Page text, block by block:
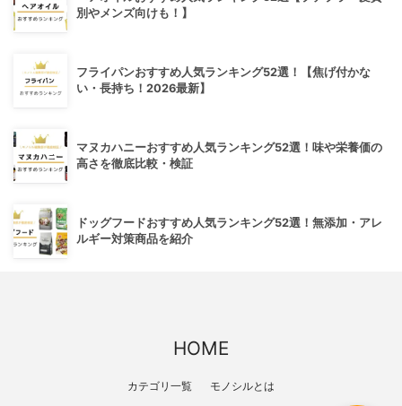
別やメンズ向けも！】
フライパンおすすめ人気ランキング52選！【焦げ付かな
い・長持ち！2026最新】
マヌカハニーおすすめ人気ランキング52選！味や栄養価の
高さを徹底比較・検証
ドッグフードおすすめ人気ランキング52選！無添加・アレ
ルギー対策商品を紹介
HOME
カテゴリ一覧 モノシルとは